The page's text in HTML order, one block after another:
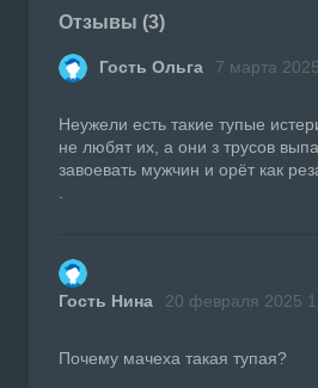
Отзывы (3)
Гость Ольга 7 марта
Неужели есть такие тупые
не любят их, а они з трусов
завоевать мужчин и орёт как
Гость Нина 20 февраля 2025
Почему мачеха такая тупая?